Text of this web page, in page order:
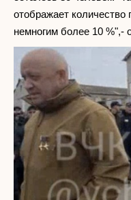
отображает
немногим более 10 %",-